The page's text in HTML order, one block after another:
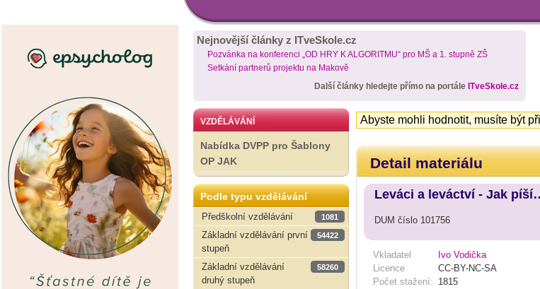
Nejnovější články z ITveSkole.cz
Pozvánka na konferenci „OD HRY K ALGORITMU“ pro MŠ a 1. stupně ZŠ
Setkání partnerů projektu na Makově
Další články hledejte přímo na portále ITveSkole.cz
VZDĚLÁVÁNÍ
Nabídka DVPP pro Šablony
OP JAK
Podle typu vzdělávání
Předškolní vzdělávání
1081
Základní vzdělávání první
stupeň
54422
Základní vzdělávání
druhý stupeň
58260
Abyste mohli hodnotit, musíte být
Detail materiálu
Leváci a leváctví - Jak
DUM číslo 101756
Vkladatel
Ivo Vodička
Licence
CC-BY-NC-SA
Počet stažení: 1815